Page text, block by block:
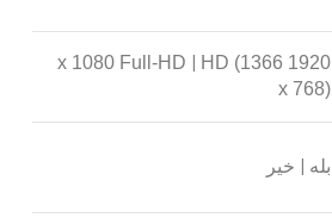
1920 x 1080 Full-HD
| HD (1366
x 768)
بله | خیر